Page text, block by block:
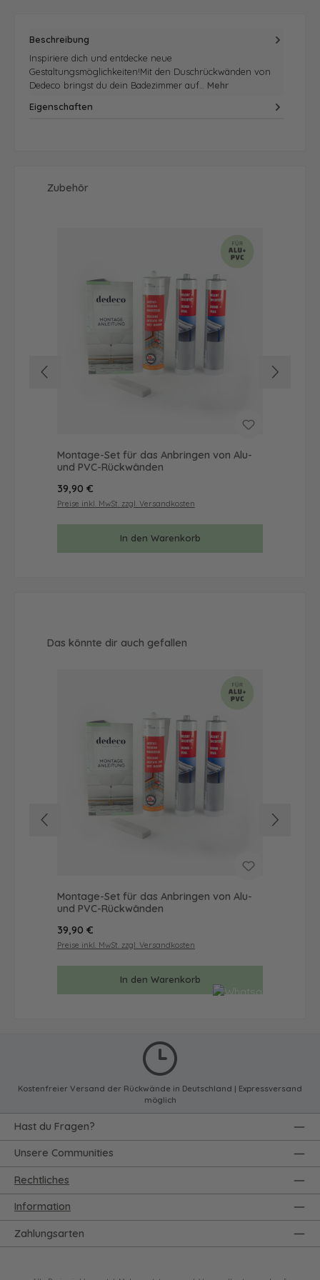
Beschreibung
Inspiriere dich und entdecke neue
Gestaltungsmöglichkeiten!Mit den Duschrückwänden von
Dedeco bringst du dein Badezimmer auf… Mehr
Eigenschaften
Produktgalerie überspringen
Zubehör
Montage-Set für das Anbringen von Alu-
und PVC-Rückwänden
Regulärer Preis:
39,90 €
Preise inkl. MwSt. zzgl. Versandkosten
In den Warenkorb
Produktgalerie überspringen
Das könnte dir auch gefallen
Montage-Set für das Anbringen von Alu-
und PVC-Rückwänden
Regulärer Preis:
39,90 €
Preise inkl. MwSt. zzgl. Versandkosten
In den Warenkorb
Kostenfreier Versand der Rückwände in Deutschland | Expressversand
möglich
Rechtliches
Information
Zahlungsarten
Hast du Fragen?
Unsere Communities